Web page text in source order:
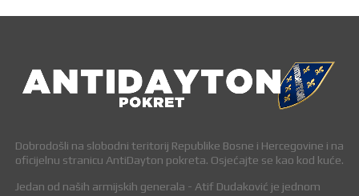
Dobrodošli na slobodni teritorij Republike Bosne i Hercegovine i na
oficijelnu stranicu AntiDayton pokreta. Osjećajte se kao kod kuće.
Jedan od naših armijskih generala - Atif Dudaković je jednom